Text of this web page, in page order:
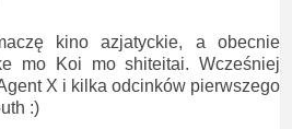
kino azjatyckie, a obecnie
mo Koi mo shiteitai. Wcześniej
X i kilka odcinków pierwszego
:)